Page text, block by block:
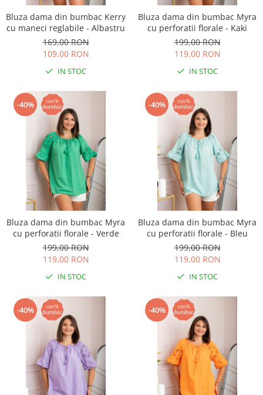
Bluza dama din bumbac Kerry
cu maneci reglabile - Albastru
169,00 RON
109,00 RON
IN STOC
Bluza dama din bumbac Myra
cu perforatii florale - Kaki
199,00 RON
119,00 RON
IN STOC
-40%
Bluza dama din bumbac Myra
cu perforatii florale - Verde
199,00 RON
119,00 RON
IN STOC
-40%
Bluza dama din bumbac Myra
cu perforatii florale - Bleu
199,00 RON
119,00 RON
IN STOC
-40% -40%